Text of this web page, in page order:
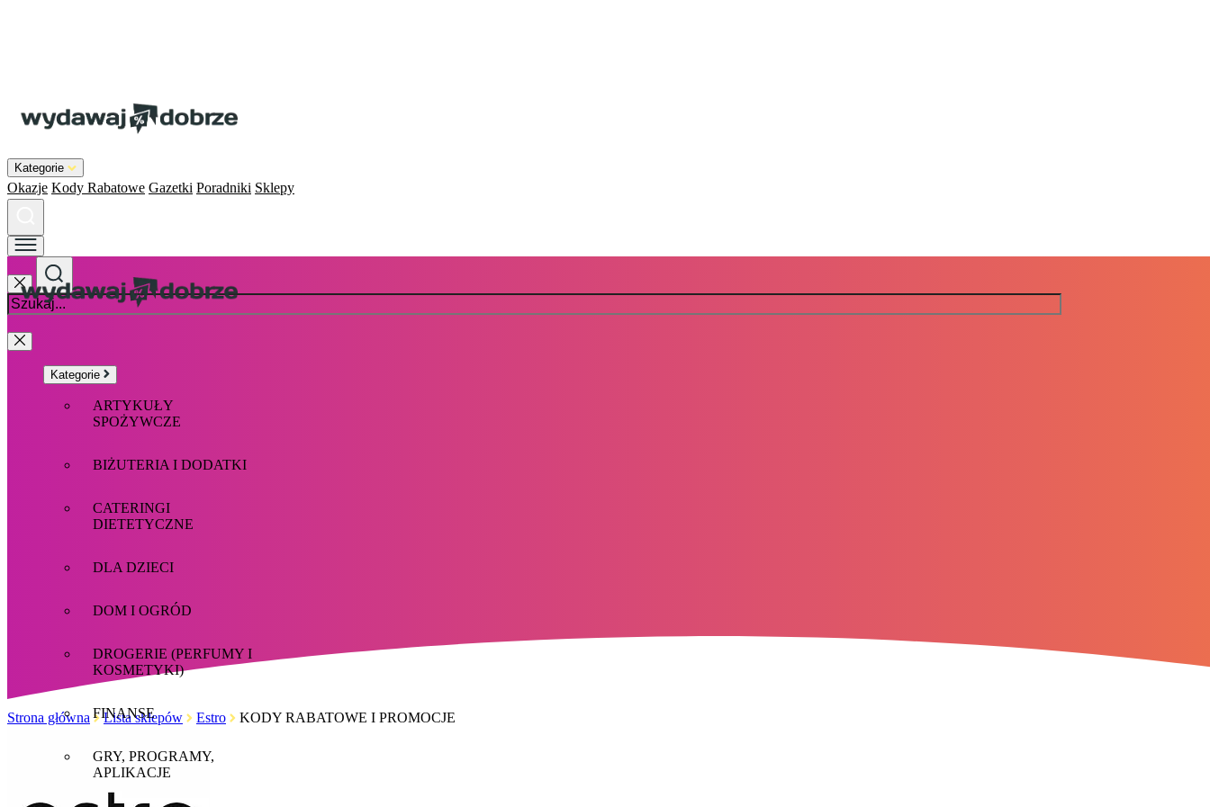
Kategorie
Okazje Kody Rabatowe Gazetki Poradniki Sklepy
Kategorie
ARTYKUŁY
SPOŻYWCZE
BIŻUTERIA I DODATKI
CATERINGI
DIETETYCZNE
DLA DZIECI
DOM I OGRÓD
DROGERIE (PERFUMY I
KOSMETYKI)
FINANSE
GRY, PROGRAMY,
APLIKACJE
Strona główna Lista sklepów Estro KODY RABATOWE I PROMOCJE